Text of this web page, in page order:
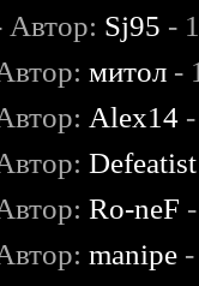
Автор: Sj95 -
митол -
Alex14
Defeatist
Ro-neF
manipe